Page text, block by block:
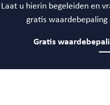
Laat u hierin begeleiden en
gratis waardebepaling
Gratis